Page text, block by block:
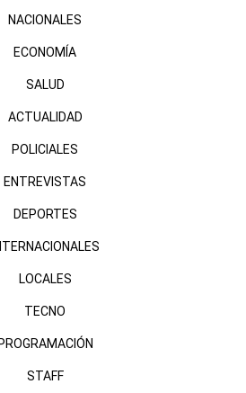
NACIONALES
ECONOMÍA
SALUD
ACTUALIDAD
POLICIALES
ENTREVISTAS
DEPORTES
LOCALES
TECNO
PROGRAMACIÓN
STAFF